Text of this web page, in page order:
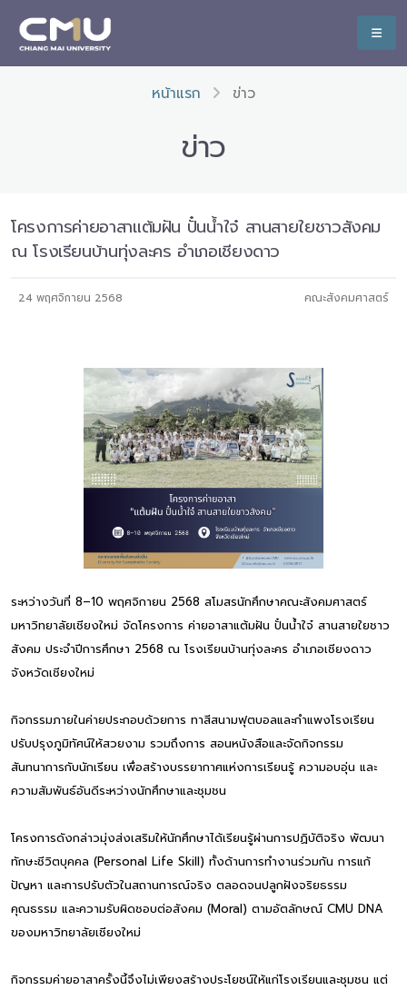
หน้าแรก ข่าว
ข่าว
โครงการค่ายอาสาแต้มฝัน ปั๋นน้ำใจ๋ สานสายใยชาวสังคม
ณ โรงเรียนบ้านทุ่งละคร อำเภอเชียงดาว
24 พฤศจิกายน 2568 คณะสังคมศาสตร์
ระหว่างวันที่ 8–10 พฤศจิกายน 2568 สโมสรนักศึกษาคณะสังคมศาสตร์
มหาวิทยาลัยเชียงใหม่ จัดโครงการ ค่ายอาสาแต้มฝัน ปั๋นน้ำใจ๋ สานสายใยชาว
สังคม ประจำปีการศึกษา 2568 ณ โรงเรียนบ้านทุ่งละคร อำเภอเชียงดาว
จังหวัดเชียงใหม่
กิจกรรมภายในค่ายประกอบด้วยการ ทาสีสนามฟุตบอลและกำแพงโรงเรียน
ปรับปรุงภูมิทัศน์ให้สวยงาม รวมถึงการ สอนหนังสือและจัดกิจกรรม
สันทนาการกับนักเรียน เพื่อสร้างบรรยากาศแห่งการเรียนรู้ ความอบอุ่น และ
ความสัมพันธ์อันดีระหว่างนักศึกษาและชุมชน
โครงการดังกล่าวมุ่งส่งเสริมให้นักศึกษาได้เรียนรู้ผ่านการปฏิบัติจริง พัฒนา
ทักษะชีวิตบุคคล (Personal Life Skill) ทั้งด้านการทำงานร่วมกัน การแก้
ปัญหา และการปรับตัวในสถานการณ์จริง ตลอดจนปลูกฝังจริยธรรม
คุณธรรม และความรับผิดชอบต่อสังคม (Moral) ตามอัตลักษณ์ CMU DNA
ของมหาวิทยาลัยเชียงใหม่
กิจกรรมค่ายอาสาครั้งนี้จึงไม่เพียงสร้างประโยชน์ให้แก่โรงเรียนและชุมชน แต่